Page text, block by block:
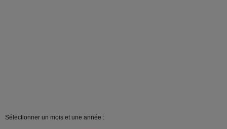
Sélectionner un mois et une année :